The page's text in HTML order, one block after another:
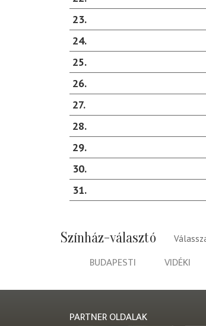
23
24
25
26
27
28
29
30
31
Színház-választó
BUDAPESTI VIDÉKI
PARTNER OLDALAK